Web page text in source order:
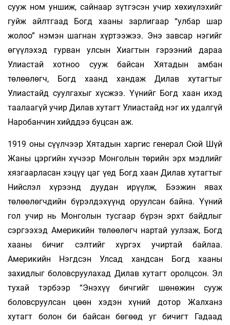
сууж ном уншиж, сайнаар зүтгэсэн учир хөхиүлэхийг
гуйж айлтгаад Богд хааны зарлигаар “улбар шар
жолоо” нэмэн шагнан хүртээжээ. Энэ завсар нэгийг
өгүүлэхэд гурван улсын Хиагтын гэрээний дараа
Улиастай хотноо сууж байсан Хятадын амбан
төлөөлөгч, Богд хаанд хандаж Дилав хутагтыг
Улиастайд суулгахыг хүсжээ. Үүнийг Богд хаан ихэд
таалаагүй учир Дилав хутагт Улиастайд нэг их удалгүй
Наробанчин хийддээ буцсан аж.
1919 оны сүүлчээр Хятадын харгис генерал Сюй Шүй
Жаны цэргийн хүчээр Монголын төрийн эрх мэдлийг
хязгаарласан хэцүү цаг үед Богд хаан Дилав хутагтыг
Нийслэл хүрээнд дуудан ирүүлж, Бээжин явах
төлөөлөгчдийн бүрэлдэхүүнд оруулсан байна. Үүний
гол учир нь Монголын тусгаар бүрэн эрхт байдлыг
сэргээхэд Америкийн төлөөлөгч нартай уулзаж, Богд
хааны бичиг сэлтийг хүргэх учиртай байлаа.
Америкийн Нэгдсэн Улсад хандсан Богд хааны
захидлыг боловсруулахад Дилав хутагт оролцсон. Эл
тухай тэрбээр “Энэхүү бичгийг шөнөжин сууж
боловсруулсан цөөн хэдэн хүний дотор Жалханз
хутагт болон би байсан бөгөөд уг бичигт Гадаад